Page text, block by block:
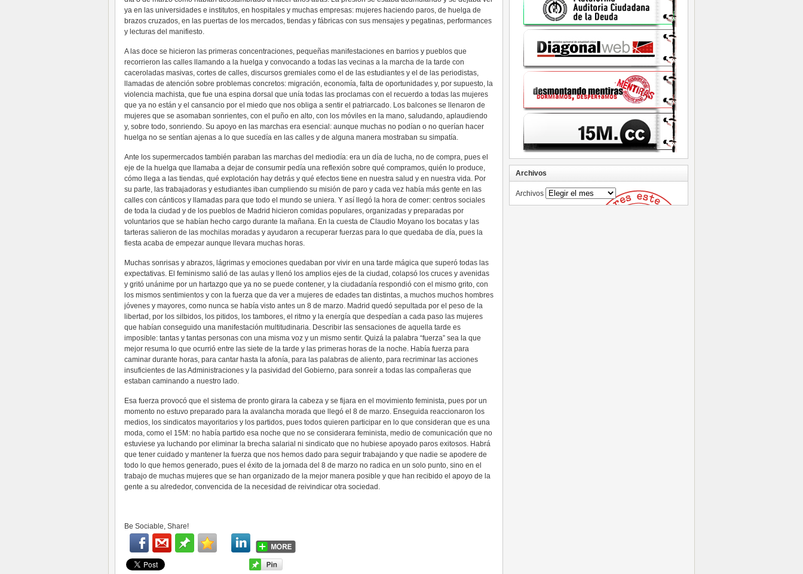
ya en las universidades e institutos, en hospitales y muchas empresas: mujeres haciendo paros, de huelga de
brazos cruzados, en las puertas de los mercados, tiendas y fábricas con sus mensajes y pegatinas, performances
y lecturas del manifiesto.
A las doce se hicieron las primeras concentraciones, pequeñas manifestaciones en barrios y pueblos que
recorrieron las calles llamando a la huelga y convocando a todas las vecinas a la marcha de la tarde con
caceroladas masivas, cortes de calles, discursos gremiales como el de las estudiantes y el de las periodistas,
llamadas de atención sobre problemas concretos: migración, economía, falta de oportunidades y, por supuesto, la
violencia machista, que fue una espina dorsal que unía todas las proclamas con el recuerdo a todas las mujeres
que ya no están y el cansancio por el miedo que nos obliga a sentir el patriarcado. Los balcones se llenaron de
mujeres que se asomaban sonrientes, con el puño en alto, con los móviles en la mano, saludando, aplaudiendo
y, sobre todo, sonriendo. Su apoyo en las marchas era esencial: aunque muchas no podían o no querían hacer
huelga no se sentían ajenas a lo que sucedía en las calles y de alguna manera mostraban su simpatía.
Ante los supermercados también paraban las marchas del mediodía: era un día de lucha, no de compra, pues el
eje de la huelga que llamaba a dejar de consumir pedía una reflexión sobre qué compramos, quién lo produce,
cómo llega a las tiendas, qué explotación hay detrás y qué efectos tiene en nuestra salud y en nuestra vida. Por
su parte, las trabajadoras y estudiantes iban cumpliendo su misión de paro y cada vez había más gente en las
calles con cánticos y llamadas para que todo el mundo se uniera. Y así llegó la hora de comer: centros sociales
de toda la ciudad y de los pueblos de Madrid hicieron comidas populares, organizadas y preparadas por
voluntarios que se habían hecho cargo durante la mañana. En la cuesta de Claudio Moyano los bocatas y las
tarteras salieron de las mochilas moradas y ayudaron a recuperar fuerzas para lo que quedaba de día, pues la
fiesta acaba de empezar aunque llevara muchas horas.
Muchas sonrisas y abrazos, lágrimas y emociones quedaban por vivir en una tarde mágica que superó todas las
expectativas. El feminismo salió de las aulas y llenó los amplios ejes de la ciudad, colapsó los cruces y avenidas
y gritó unánime por un hartazgo que ya no se puede contener, y la ciudadanía respondió con el mismo grito, con
los mismos sentimientos y con la fuerza que da ver a mujeres de edades tan distintas, a muchos muchos hombres
jóvenes y mayores, como nunca se había visto antes un 8 de marzo. Madrid quedó sepultada por el peso de la
libertad, por los silbidos, los pitidos, los tambores, el ritmo y la energía que despedían a cada paso las mujeres
que habían conseguido una manifestación multitudinaria. Describir las sensaciones de aquella tarde es
imposible: tantas y tantas personas con una misma voz y un mismo sentir. Quizá la palabra “fuerza” sea la que
mejor resuma lo que ocurrió entre las siete de la tarde y las primeras horas de la noche. Había fuerza para
caminar durante horas, para cantar hasta la afonía, para las palabras de aliento, para recriminar las acciones
insuficientes de las Administraciones y la pasividad del Gobierno, para sonreír a todas las compañeras que
estaban caminando a nuestro lado.
Esa fuerza provocó que el sistema de pronto girara la cabeza y se fijara en el movimiento feminista, pues por un
momento no estuvo preparado para la avalancha morada que llegó el 8 de marzo. Enseguida reaccionaron los
medios, los sindicatos mayoritarios y los partidos, pues todos quieren participar en lo que consideran que es una
moda, como el 15M: no había partido esa noche que no se considerara feminista, medio de comunicación que no
estuviese ya luchando por eliminar la brecha salarial ni sindicato que no hubiese apoyado paros exitosos. Habrá
que tener cuidado y mantener la fuerza que nos hemos dado para seguir trabajando y que nadie se apodere de
todo lo que hemos generado, pues el éxito de la jornada del 8 de marzo no radica en un solo punto, sino en el
trabajo de muchas mujeres que se han organizado de la mejor manera posible y que han recibido el apoyo de la
gente a su alrededor, convencida de la necesidad de reivindicar otra sociedad.
Be Sociable, Share!
Archivos
Archivos